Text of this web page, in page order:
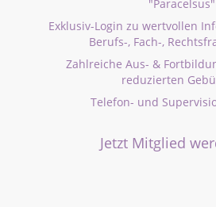
"Paracelsus"
Exklusiv-Login zu wertvollen
Berufs-, Fach-,
Zahlreiche Aus- &
reduzierten
Telefon- und
Jetzt Mitglied